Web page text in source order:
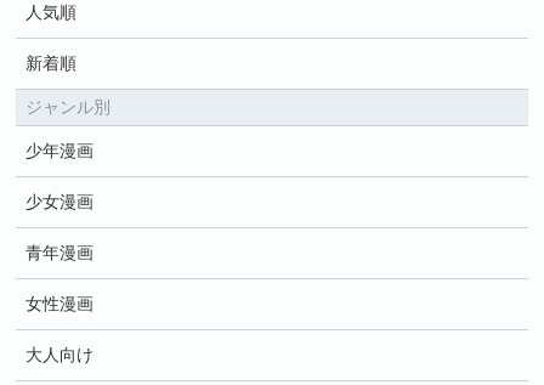
人気順
新着順
ジャンル別
少年漫画
少女漫画
青年漫画
女性漫画
大人向け